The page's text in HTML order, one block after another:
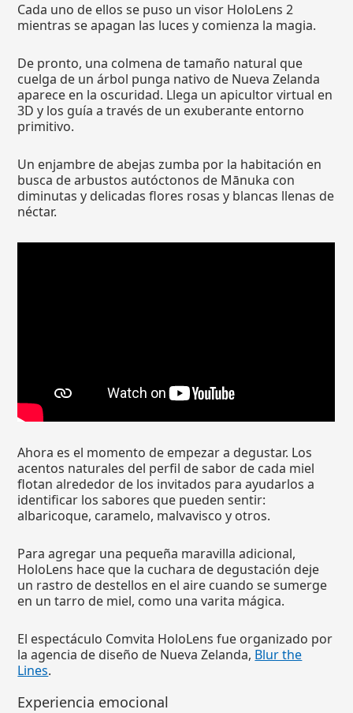
Cada uno de ellos se puso un visor HoloLens 2
mientras se apagan las luces y comienza la magia.
De pronto, una colmena de tamaño natural que
cuelga de un árbol punga nativo de Nueva Zelanda
aparece en la oscuridad. Llega un apicultor virtual en
3D y los guía a través de un exuberante entorno
primitivo.
Un enjambre de abejas zumba por la habitación en
busca de arbustos autóctonos de Mānuka con
diminutas y delicadas flores rosas y blancas llenas de
néctar.
Ahora es el momento de empezar a degustar. Los
acentos naturales del perfil de sabor de cada miel
flotan alrededor de los invitados para ayudarlos a
identificar los sabores que pueden sentir:
albaricoque, caramelo, malvavisco y otros.
Para agregar una pequeña maravilla adicional,
HoloLens hace que la cuchara de degustación deje
un rastro de destellos en el aire cuando se sumerge
en un tarro de miel, como una varita mágica.
El espectáculo Comvita HoloLens fue organizado por
la agencia de diseño de Nueva Zelanda, Blur the
Lines.
Experiencia emocional